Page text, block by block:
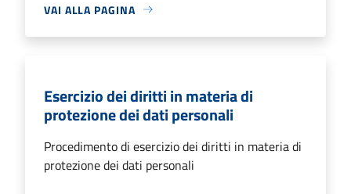
VAI ALLA PAGINA
Esercizio dei diritti in materia di
protezione dei dati personali
Procedimento di esercizio dei diritti in materia di
protezione dei dati personali